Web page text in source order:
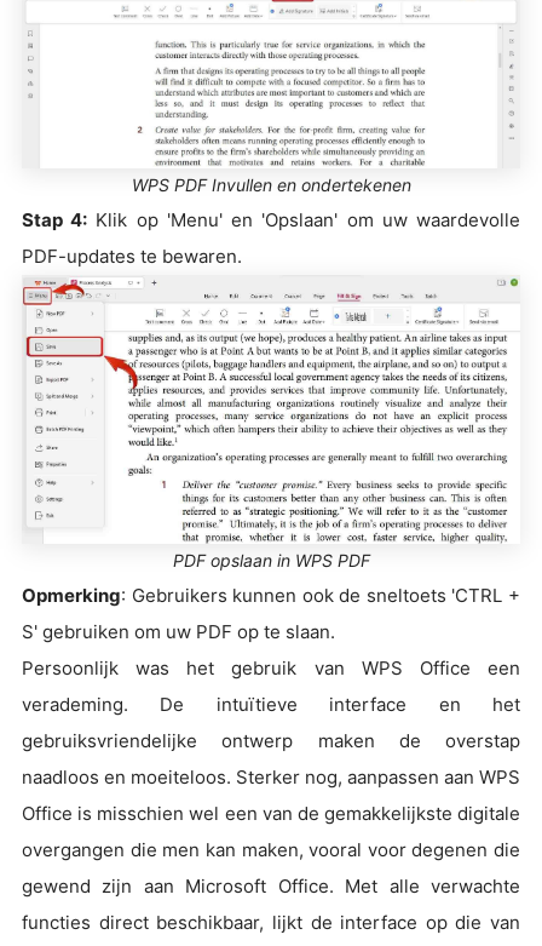
WPS PDF Invullen en ondertekenen
Stap 4: Klik op 'Menu' en 'Opslaan' om uw waardevolle
PDF-updates te bewaren.
PDF opslaan in WPS PDF
Opmerking: Gebruikers kunnen ook de sneltoets 'CTRL +
S' gebruiken om uw PDF op te slaan.
Persoonlijk was het gebruik van WPS Office een
verademing. De intuïtieve interface en het
gebruiksvriendelijke ontwerp maken de overstap
naadloos en moeiteloos. Sterker nog, aanpassen aan WPS
Office is misschien wel een van de gemakkelijkste digitale
overgangen die men kan maken, vooral voor degenen die
gewend zijn aan Microsoft Office. Met alle verwachte
functies direct beschikbaar, lijkt de interface op die van